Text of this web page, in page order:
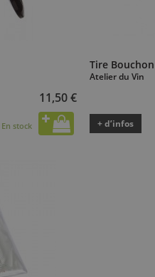
11,50 €
En stock
Tire
Atelier du Vin
+ d’infos